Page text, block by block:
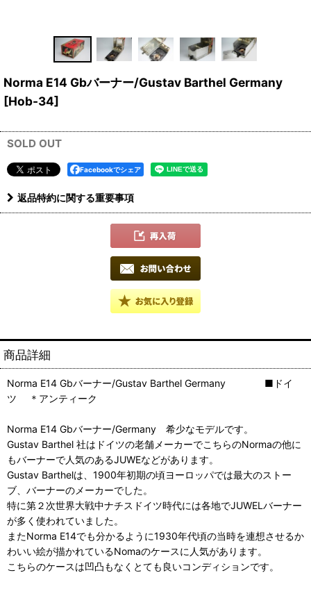
Norma E14 Gbバーナー/Gustav Barthel Germany
[Hob-34]
SOLD OUT
Facebookでシェア
返品特約に関する重要事項
商品詳細
Norma E14 Gbバーナー/Gustav Barthel Germany ■ドイ
ツ ＊アンティーク
Norma E14 Gbバーナー/Germany 希少なモデルです。
Gustav Barthel 社はドイツの老舗メーカーでこちらのNormaの他に
もバーナーで人気のあるJUWEなどがあります。
Gustav Barthelは、1900年初期の頃ヨーロッパでは最大のストー
ブ、バーナーのメーカーでした。
特に第２次世界大戦中ナチスドイツ時代には各地でJUWELバーナー
が多く使われていました。
またNorma E14でも分かるように1930年代頃の当時を連想させるか
わいい絵が描かれているNomaのケースに人気があります。
こちらのケースは凹凸もなくとても良いコンディションです。